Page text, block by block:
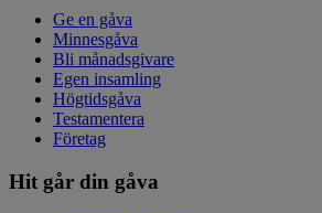
Ge en gåva
Minnesgåva
Bli månadsgivare
Egen insamling
Högtidsgåva
Testamentera
Företag
Hit går din gåva